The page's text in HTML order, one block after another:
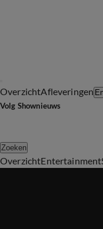
OverzichtAfleveringen
Volg Shownieuws
Zoeken
OverzichtEntertainment